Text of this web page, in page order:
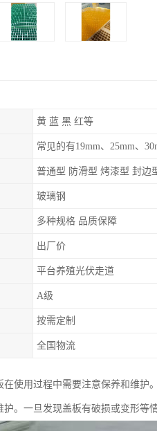
黄 蓝 黑 红等
玻璃钢
多种规格 品质保障
出厂价
平台养殖光伏走道
A级
按需定制
全国物流
在使用过程中需要注意保养和维护
护。一旦发现盖板有破损或变形等